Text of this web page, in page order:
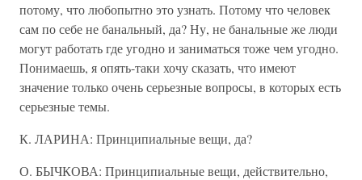
потому, что любопытно это узнать. Потому что человек
сам по себе не банальный, да? Ну, не банальные же люди
могут работать где угодно и заниматься тоже чем угодно.
Понимаешь, я опять-таки хочу сказать, что имеют
значение только очень серьезные вопросы, в которых есть
серьезные темы.
К. ЛАРИНА: Принципиальные вещи, да?
О. БЫЧКОВА: Принципиальные вещи, действительно,